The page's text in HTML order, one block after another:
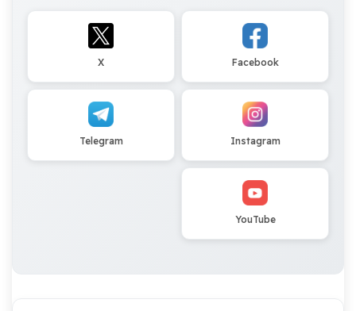
Facebook
X
Instagram
Telegram
YouTube